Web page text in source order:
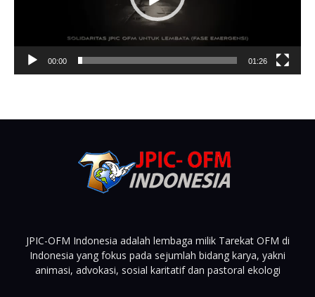
00:00 01:26
JPIC-OFM Indonesia adalah lembaga milik Tarekat OFM di
Indonesia yang fokus pada sejumlah bidang karya, yakni
animasi, advokasi, sosial karitatif dan pastoral ekologi